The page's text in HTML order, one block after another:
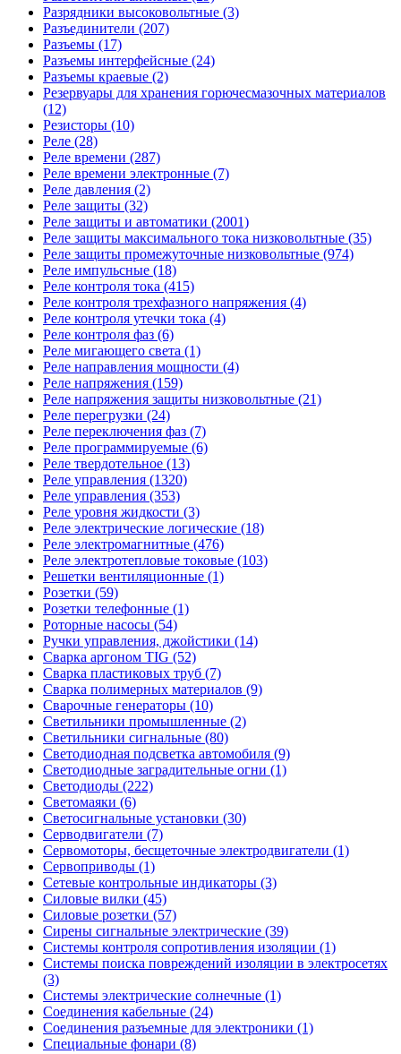
Разрядники высоковольтные (3)
Разъединители (207)
Разъемы (17)
Разъемы интерфейсные (24)
Разъемы краевые (2)
Резервуары для хранения горючесмазочных материалов
(12)
Резисторы (10)
Реле (28)
Реле времени (287)
Реле времени электронные (7)
Реле давления (2)
Реле защиты (32)
Реле защиты и автоматики (2001)
Реле защиты максимального тока низковольтные (35)
Реле защиты промежуточные низковольтные (974)
Реле импульсные (18)
Реле контроля тока (415)
Реле контроля трехфазного напряжения (4)
Реле контроля утечки тока (4)
Реле контроля фаз (6)
Реле мигающего света (1)
Реле направления мощности (4)
Реле напряжения (159)
Реле напряжения защиты низковольтные (21)
Реле перегрузки (24)
Реле переключения фаз (7)
Реле программируемые (6)
Реле твердотельное (13)
Реле управления (1320)
Реле управления (353)
Реле уровня жидкости (3)
Реле электрические логические (18)
Реле электромагнитные (476)
Реле электротепловые токовые (103)
Решетки вентиляционные (1)
Розетки (59)
Розетки телефонные (1)
Роторные насосы (54)
Ручки управления, джойстики (14)
Сварка аргоном TIG (52)
Сварка пластиковых труб (7)
Сварка полимерных материалов (9)
Сварочные генераторы (10)
Светильники промышленные (2)
Светильники сигнальные (80)
Светодиодная подсветка автомобиля (9)
Светодиодные заградительные огни (1)
Светодиоды (222)
Светомаяки (6)
Светосигнальные установки (30)
Серводвигатели (7)
Сервомоторы, бесщеточные электродвигатели (1)
Сервоприводы (1)
Сетевые контрольные индикаторы (3)
Силовые вилки (45)
Силовые розетки (57)
Сирены сигнальные электрические (39)
Системы контроля сопротивления изоляции (1)
Системы поиска повреждений изоляции в электросетях
(3)
Системы электрические солнечные (1)
Соединения кабельные (24)
Соединения разъемные для электроники (1)
Специальные фонари (8)